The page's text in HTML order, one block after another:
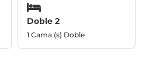
Doble 2
1 Cama (s) Doble